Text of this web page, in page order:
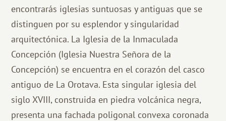
encontrarás iglesias suntuosas y antiguas que se
distinguen por su esplendor y singularidad
arquitectónica. La Iglesia de la Inmaculada
Concepción (Iglesia Nuestra Señora de la
Concepción) se encuentra en el corazón del casco
antiguo de La Orotava. Esta singular iglesia del
siglo XVIII, construida en piedra volcánica negra,
presenta una fachada poligonal convexa coronada